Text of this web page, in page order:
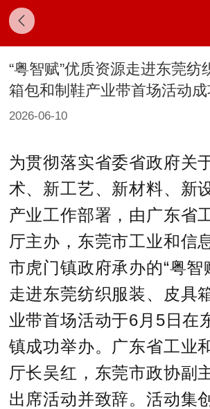
“粤智赋”优质资源走进东莞纺
箱包和制鞋产业带首场活动
2026-06-10
为贯彻落实省委省政府关
术、新工艺、新材料、新
产业工作部署，由广东省
厅主办，东莞市工业和信
市虎门镇政府承办的“粤智
走进东莞纺织服装、皮具
业带首场活动于6月5日在
镇成功举办。广东省工业
厅长吴红，东莞市政协副
出席活动并致辞。活动集